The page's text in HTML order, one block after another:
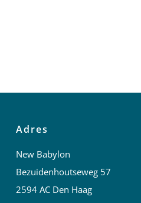
Adres
New Babylon
Bezuidenhoutseweg 57
2594 AC Den Haag